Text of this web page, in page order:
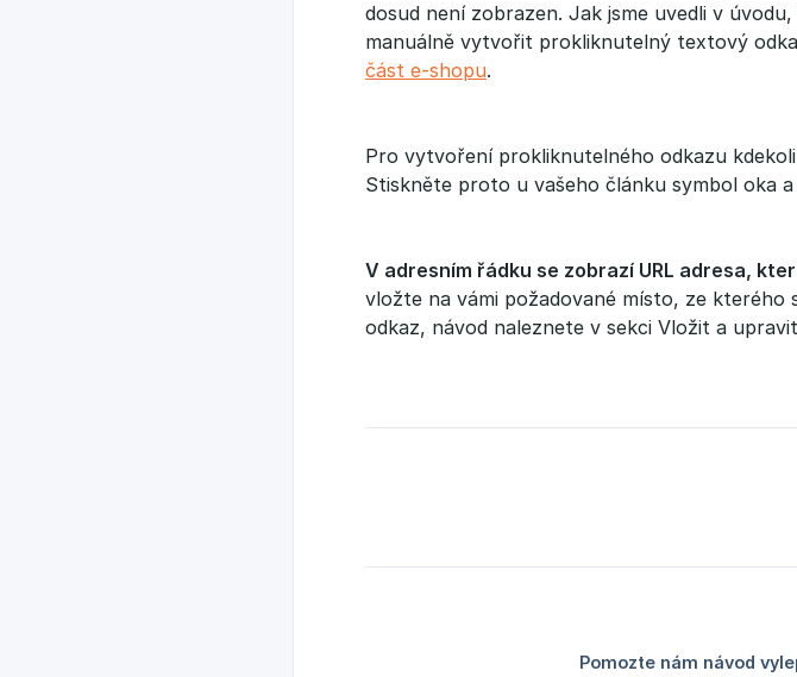
dosud není zobrazen. Jak jsme uvedli v
manuálně vytvořit prokliknutelný textový
část e-shopu.
Pro vytvoření prokliknutelného odkazu
Stiskněte proto u vašeho článku symbol oka
V adresním řádku se zobrazí URL adresa,
vložte na vámi požadované místo, ze
odkaz, návod naleznete v sekci Vložit a